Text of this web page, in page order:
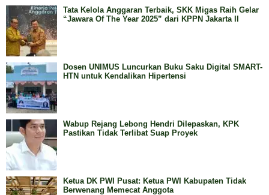
Tata Kelola Anggaran Terbaik, SKK Migas Raih Gelar
“Jawara Of The Year 2025” dari KPPN Jakarta II
Dosen UNIMUS Luncurkan Buku Saku Digital SMART-
HTN untuk Kendalikan Hipertensi
Wabup Rejang Lebong Hendri Dilepaskan, KPK
Pastikan Tidak Terlibat Suap Proyek
Ketua DK PWI Pusat: Ketua PWI Kabupaten Tidak
Berwenang Memecat Anggota